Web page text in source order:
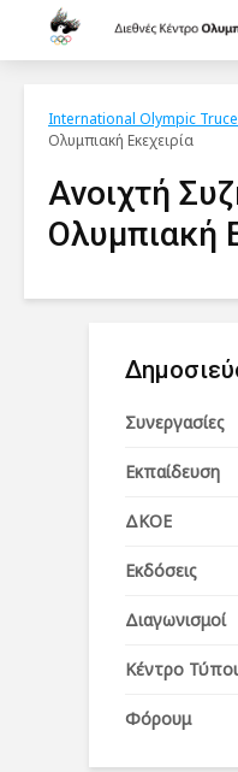
International Olympic
Ολυμπιακή Εκεχειρία
Ανοιχτή
Ολυμπιακή
Συνεργασίες
Εκπαίδευση
ΔΚΟΕ
Εκδόσεις
Διαγωνισμοί
Κέντρο
Φόρουμ